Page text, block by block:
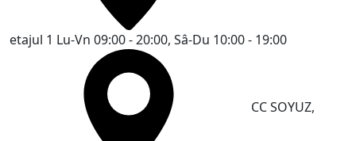
etajul 1 Lu-Vn 09:00 - 20:00, Sâ-Du 10:00 - 19:00
CC SOYUZ,